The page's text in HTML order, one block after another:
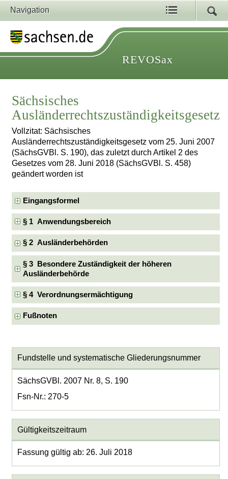
Navigation
REVOSax
Sächsisches
Ausländerrechtszuständigkeitsgesetz
Vollzitat: Sächsisches
Ausländerrechtszuständigkeitsgesetz vom 25. Juni 2007
(SächsGVBl. S. 190), das zuletzt durch Artikel 2 des
Gesetzes vom 28. Juni 2018 (SächsGVBl. S. 458)
geändert worden ist
Eingangsformel
§ 1 Anwendungsbereich
§ 2 Ausländerbehörden
§ 3 Besondere Zuständigkeit der höheren
Ausländerbehörde
§ 4 Verordnungsermächtigung
Fußnoten
Fundstelle und systematische Gliederungsnummer
SächsGVBl. 2007 Nr. 8, S. 190
Fsn-Nr.: 270-5
Gültigkeitszeitraum
Fassung gültig ab: 26. Juli 2018